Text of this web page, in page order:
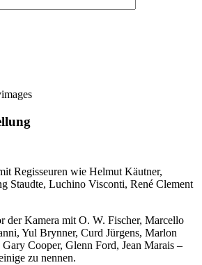
Regisseuren wie Helmut Käutner,
Staudte, Luchino Visconti, René Clement
der Kamera mit O. W. Fischer, Marcello
Yul Brynner, Curd Jürgens, Marlon
Cooper, Glenn Ford, Jean Marais –
zu nennen.